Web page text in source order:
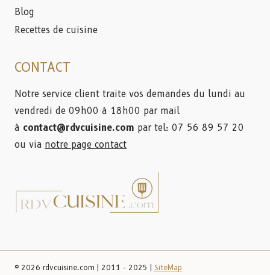
Blog
Recettes de cuisine
CONTACT
Notre service client traite vos demandes du lundi au
vendredi de 09h00 à 18h00 par mail
à contact@rdvcuisine.com par tel: 07 56 89 57 20
ou via notre page contact
© 2026 rdvcuisine.com | 2011 - 2025 | SiteMap